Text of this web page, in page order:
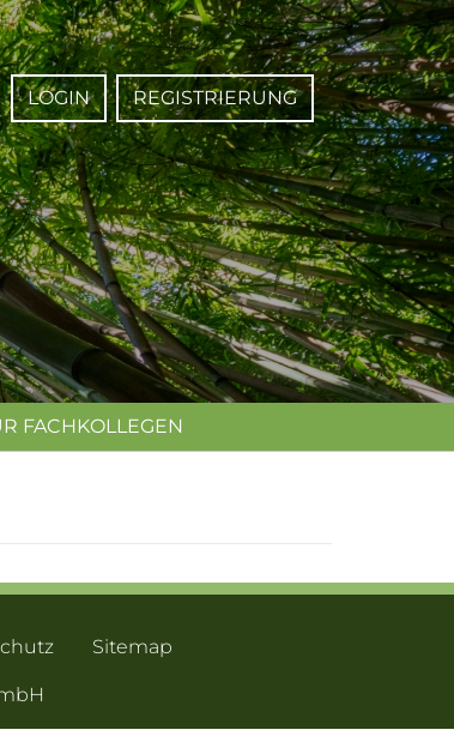
LOGIN REGISTRIERUNG
FACHKOLLEGEN
Sitemap